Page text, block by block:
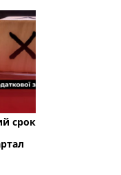
срок